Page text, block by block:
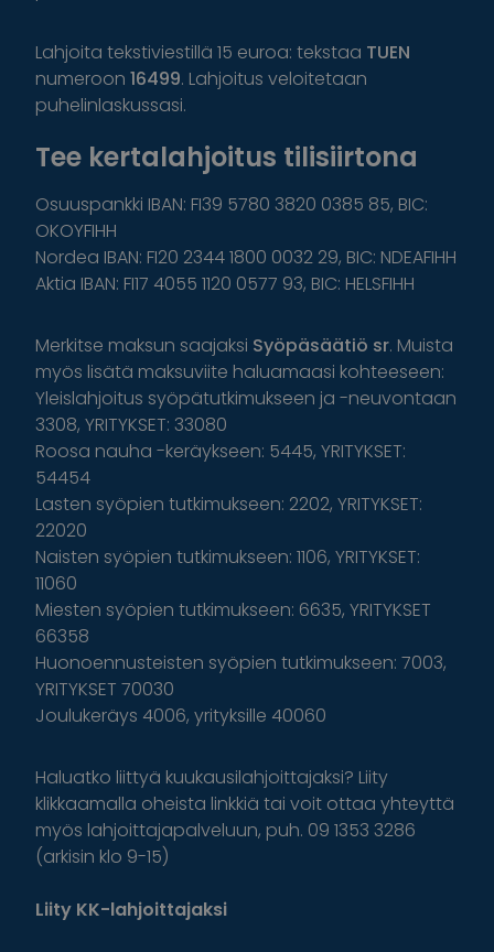
Lahjoita tekstiviestillä 15 euroa: tekstaa TUEN
numeroon 16499. Lahjoitus veloitetaan
puhelinlaskussasi.
Tee kertalahjoitus tilisiirtona
Osuuspankki IBAN: FI39 5780 3820 0385 85, BIC:
OKOYFIHH
Nordea IBAN: FI20 2344 1800 0032 29, BIC: NDEAFIHH
Aktia IBAN: FI17 4055 1120 0577 93, BIC: HELSFIHH
Merkitse maksun saajaksi Syöpäsäätiö sr. Muista
myös lisätä maksuviite haluamaasi kohteeseen:
Yleislahjoitus syöpätutkimukseen ja -neuvontaan
3308, YRITYKSET: 33080
Roosa nauha -keräykseen: 5445, YRITYKSET:
54454
Lasten syöpien tutkimukseen: 2202, YRITYKSET:
22020
Naisten syöpien tutkimukseen: 1106, YRITYKSET:
11060
Miesten syöpien tutkimukseen: 6635, YRITYKSET
66358
Huonoennusteisten syöpien tutkimukseen: 7003,
YRITYKSET 70030
Joulukeräys 4006, yrityksille 40060
Haluatko liittyä kuukausilahjoittajaksi? Liity
klikkaamalla oheista linkkiä tai voit ottaa yhteyttä
myös lahjoittajapalveluun, puh. 09 1353 3286
(arkisin klo 9-15)
Liity KK-lahjoittajaksi